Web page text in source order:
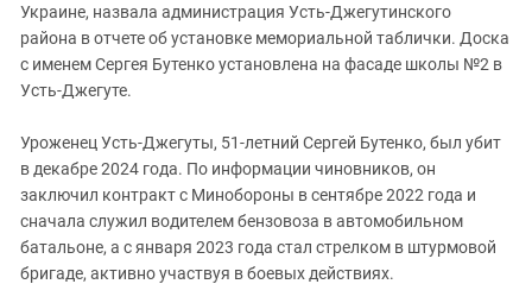
ЮФО
Украине, назвала администрация Усть-Джегутинского
района в отчете об установке мемориальной таблички. Доска
с именем Сергея Бутенко установлена на фасаде школы №2 в
Усть-Джегуте.
Уроженец Усть-Джегуты, 51-летний Сергей Бутенко, был убит
в декабре 2024 года. По информации чиновников, он
заключил контракт с Минобороны в сентябре 2022 года и
сначала служил водителем бензовоза в автомобильном
батальоне, а с января 2023 года стал стрелком в штурмовой
бригаде, активно участвуя в боевых действиях.